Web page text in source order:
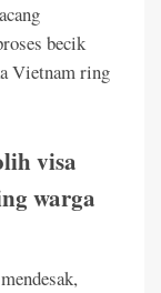
becik
Vietnam ring
visa
warga